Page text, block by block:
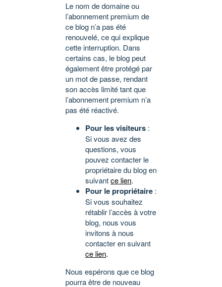
Le nom de domaine ou
l’abonnement premium de
ce blog n’a pas été
renouvelé, ce qui explique
cette interruption. Dans
certains cas, le blog peut
également être protégé par
un mot de passe, rendant
son accès limité tant que
l’abonnement premium n’a
pas été réactivé.
Pour les visiteurs :
Si vous avez des
questions, vous
pouvez contacter le
propriétaire du blog en
suivantce lien.
Pour le propriétaire :
Si vous souhaitez
rétablir l’accès à votre
blog, nous vous
invitons à nous
contacter en suivant
ce lien.
Nous espérons que ce blog
pourra être de nouveau